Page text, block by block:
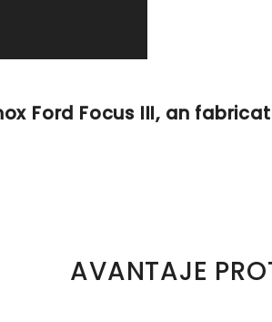
Ford Focus III, an
AVANTAJE